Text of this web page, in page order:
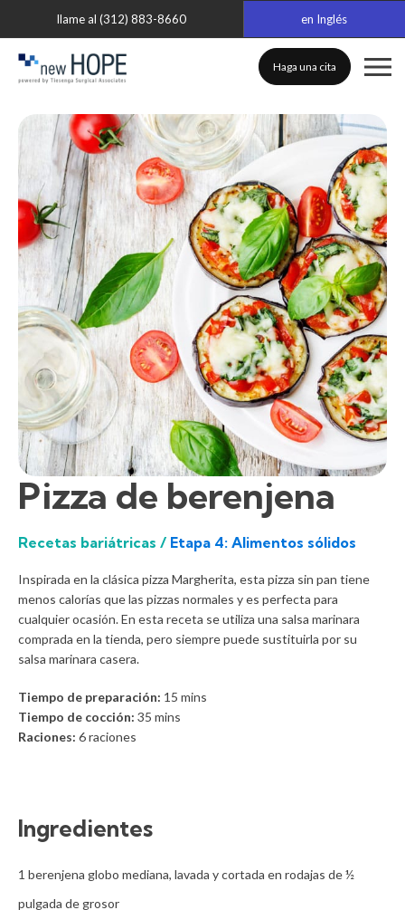
llame al (312) 883-8660 en Inglés
Haga una cita
Pizza de berenjena
Recetas bariátricas / Etapa 4: Alimentos sólidos
Inspirada en la clásica pizza Margherita, esta pizza sin pan tiene
menos calorías que las pizzas normales y es perfecta para
cualquier ocasión. En esta receta se utiliza una salsa marinara
comprada en la tienda, pero siempre puede sustituirla por su
salsa marinara casera.
Tiempo de preparación: 15 mins
Tiempo de cocción: 35 mins
Raciones: 6 raciones
Ingredientes
1 berenjena globo mediana, lavada y cortada en rodajas de ½
pulgada de grosor